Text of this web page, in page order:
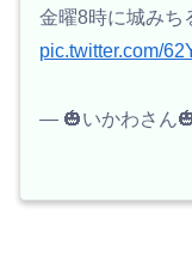
金曜8時に城み
pic.twitter.com/
— 🎃いかわさん